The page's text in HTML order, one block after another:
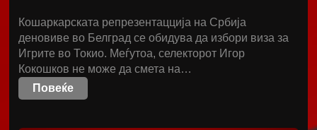
Кошаркарската репрезентацција на Србија
деновиве во Белград се обидува да избори виза за
Игрите во Токио. Меѓутоа, селекторот Игор
Кокошков не може да смета на…
Повеќе